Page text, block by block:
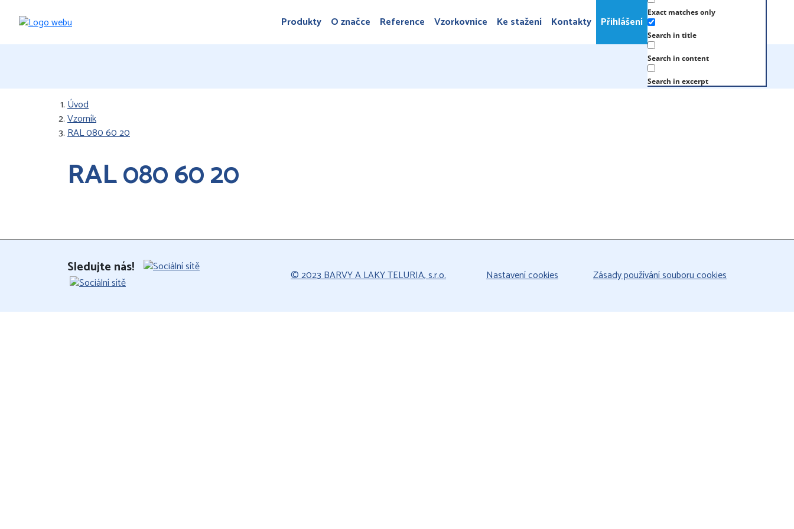
Produkty O značce Reference Vzorkovnice Ke stažení Kontakty Přihlášení
Exact matches only
Search in title
Search in content
Search in excerpt
Úvod
Vzorník
RAL 080 60 20
RAL 080 60 20
Sledujte nás! © 2023 BARVY A LAKY TELURIA, s.r.o. Nastavení cookies Zásady používání souboru cookies